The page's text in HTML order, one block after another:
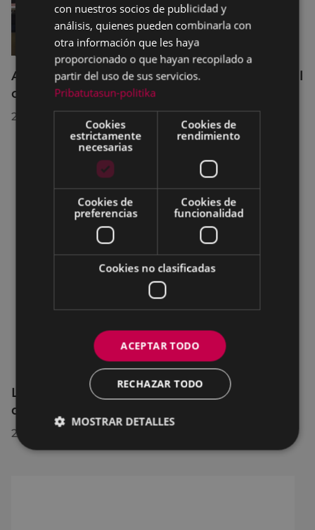
Acuerdos adoptados por el Pleno Municipal
celebrado el 27 de julio de 2026
28/07/2026
La OMIC permanecerá cerrada hasta el 24
de agosto
24/07/2026
con nuestros socios de publicidad y
análisis, quienes pueden combinarla con
otra información que les haya
proporcionado o que hayan recopilado a
partir del uso de sus servicios.
Pribatutasun-politika
Cookies
estrictamente
necesarias
Cookies de
rendimiento
Cookies de
preferencias
Cookies de
funcionalidad
Cookies no clasificadas
ACEPTAR TODO
RECHAZAR TODO
MOSTRAR DETALLES